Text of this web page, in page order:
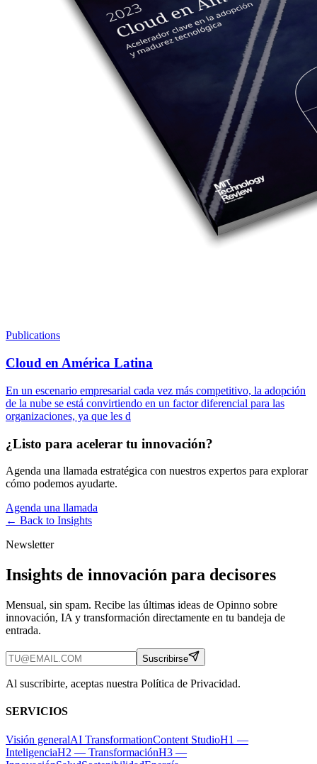
Publications
Cloud en América Latina
En un escenario empresarial cada vez más competitivo, la adopción
de la nube se está convirtiendo en un factor diferencial para las
organizaciones, ya que les d
¿Listo para acelerar tu innovación?
Agenda una llamada estratégica con nuestros expertos para explorar
cómo podemos ayudarte.
Agenda una llamada
← Back to Insights
Newsletter
Insights de innovación para decisores
Mensual, sin spam. Recibe las últimas ideas de Opinno sobre
innovación, IA y transformación directamente en tu bandeja de
entrada.
Suscribirse
Al suscribirte, aceptas nuestra Política de Privacidad.
SERVICIOS
Visión generalAI TransformationContent StudioH1 —
InteligenciaH2 — TransformaciónH3 —